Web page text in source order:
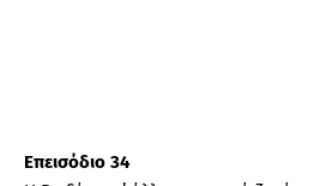
Επεισόδιο 34